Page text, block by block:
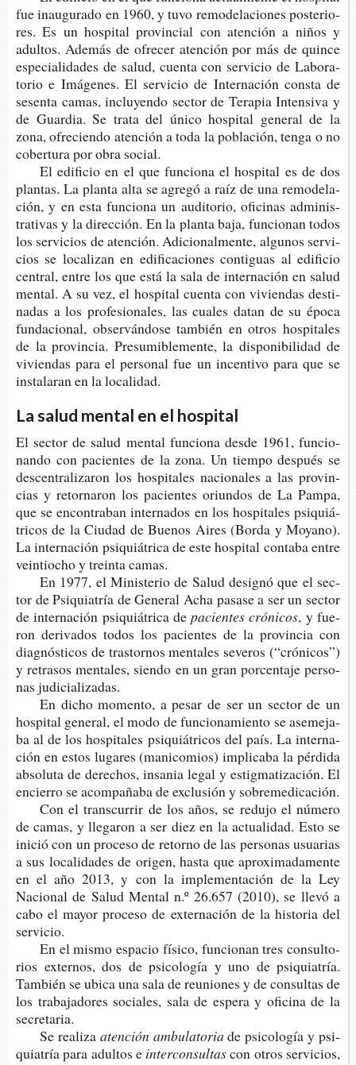
fue inau­gu­ra­do en 1960, y tuvo remo­de­la­cio­nes pos­te­rio­
res. Es un hos­pi­tal pro­vin­cial con aten­ción a niños y
adul­tos. Ade­más de ofre­cer aten­ción por más de quin­ce
espe­cia­li­da­des de salud, cuen­ta con ser­vi­cio de Labo­ra­
to­rio e Imá­ge­nes. El ser­vi­cio de Inter­na­ción cons­ta de
sesen­ta camas, inclu­yen­do sec­tor de Tera­pia Inten­si­va y
de Guar­dia. Se trata del único hos­pi­tal gene­ral de la
zona, ofre­cien­do aten­ción a toda la pobla­ción, tenga o no
cober­tu­ra por obra social.
El edi­fi­cio en el que fun­cio­na el hos­pi­tal es de dos
plan­tas. La plan­ta alta se agre­gó a raíz de una remo­de­la­
ción, y en esta fun­cio­na un audi­to­rio, ofi­ci­nas admi­nis­
tra­ti­vas y la direc­ción. En la plan­ta baja, fun­cio­nan todos
los ser­vi­cios de aten­ción. Adi­cio­nal­men­te, algu­nos ser­vi­
cios se loca­li­zan en edi­fi­ca­cio­nes con­ti­guas al edi­fi­cio
cen­tral, entre los que está la sala de inter­na­ción en salud
men­tal. A su vez, el hos­pi­tal cuen­ta con vivien­das des­ti­
na­das a los pro­fe­sio­na­les, las cua­les datan de su época
fun­da­cio­nal, obser­ván­do­se tam­bién en otros hos­pi­ta­les
de la pro­vin­cia. Pre­su­mi­ble­men­te, la dis­po­ni­bi­li­dad de
vivien­das para el per­so­nal fue un incen­ti­vo para que se
ins­ta­la­ran en la localidad.
La salud mental en el hospital
El sec­tor de salud men­tal fun­cio­na desde 1961, fun­cio­
nan­do con pacien­tes de la zona. Un tiem­po des­pués se
des­cen­tra­li­za­ron los hos­pi­ta­les nacio­na­les a las pro­vin­
cias y retor­na­ron los pacien­tes oriun­dos de La Pampa,
que se encon­tra­ban inter­na­dos en los hos­pi­ta­les psi­quiá­
tri­cos de la Ciu­dad de Bue­nos Aires (Borda y Moyano).
La inter­na­ción psi­quiá­tri­ca de este hos­pi­tal con­ta­ba entre
vein­tio­cho y trein­ta camas.
En 1977, el Minis­te­rio de Salud desig­nó que el sec­
tor de Psi­quia­tría de Gene­ral Acha pasa­se a ser un sec­tor
de inter­na­ción psi­quiá­tri­ca depacien­tes crónicos, y fue­
ron deri­va­dos todos los pacien­tes de la pro­vin­cia con
diag­nós­ti­cos de tras­tor­nos men­ta­les seve­ros (“cró­ni­cos”)
y retra­sos men­ta­les, sien­do en un gran por­cen­ta­je per­so­
nas judicializadas.
En dicho momen­to, a pesar de ser un sec­tor de un
hos­pi­tal gene­ral, el modo de fun­cio­na­mien­to se ase­me­ja­
ba al de los hos­pi­ta­les psi­quiá­tri­cos del país. La inter­na­
ción en estos luga­res (mani­co­mios) impli­ca­ba la pér­di­da
abso­lu­ta de dere­chos, insa­nia legal y estig­ma­ti­za­ción. El
encie­rro se acom­pa­ña­ba de exclu­sión y sobremedicación.
Con el trans­cu­rrir de los años, se redu­jo el núme­ro
de camas, y lle­ga­ron a ser diez en la actua­li­dad. Esto se
inició con un pro­ce­so de retorno de las per­so­nas usua­rias
a sus loca­li­da­des de ori­gen, hasta que apro­xi­ma­da­men­te
en el año 2013, y con la imple­men­ta­ción de la Ley
Nacio­nal de Salud Men­tal n.º 26.657 (2010), se llevó a
cabo el mayor pro­ce­so de exter­na­ción de la his­to­ria del
servicio.
En el mismo espa­cio físi­co, fun­cio­nan tres con­sul­to­
rios exter­nos, dos de psi­co­lo­gía y uno de psi­quia­tría.
Tam­bién se ubica una sala de reunio­nes y de con­sul­tas de
los tra­ba­ja­do­res socia­les, sala de espe­ra y ofi­ci­na de la
secretaria.
Se realiza aten­ción ambulatoria de psi­co­lo­gía y psi­
quia­tría para adul­tos e interconsultascon otros servicios,